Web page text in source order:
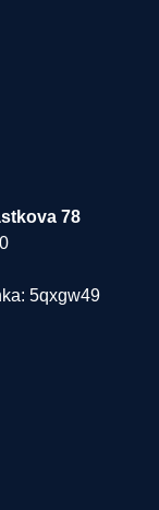
78
5qxgw49